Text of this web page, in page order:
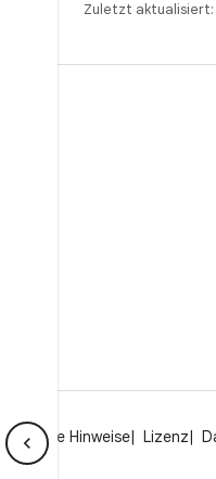
Zuletzt
Rechtliche Hinweise Lizenz